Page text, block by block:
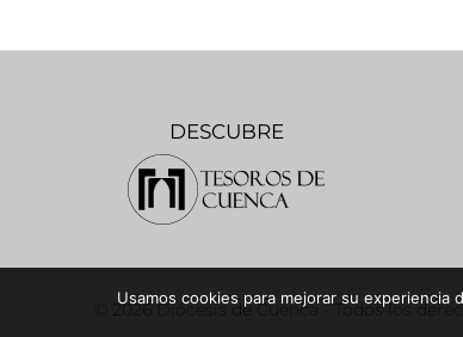
DESCUBRE
© 2026 Diócesis de Cuenca - Todos los
Usamos cookies para mejorar su